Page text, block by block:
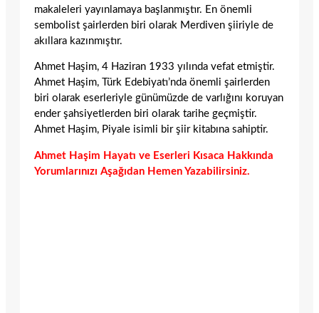
makaleleri yayınlamaya başlanmıştır. En önemli
sembolist şairlerden biri olarak Merdiven şiiriyle de
akıllara kazınmıştır.
Ahmet Haşim, 4 Haziran 1933 yılında vefat etmiştir.
Ahmet Haşim, Türk Edebiyatı’nda önemli şairlerden
biri olarak eserleriyle günümüzde de varlığını koruyan
ender şahsiyetlerden biri olarak tarihe geçmiştir.
Ahmet Haşim, Piyale isimli bir şiir kitabına sahiptir.
Ahmet Haşim Hayatı ve Eserleri Kısaca Hakkında
Yorumlarınızı Aşağıdan Hemen Yazabilirsiniz.